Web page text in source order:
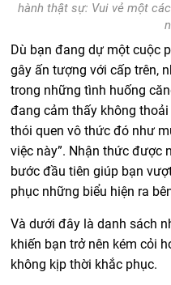
hành thật sự: Vui vẻ một
Dù bạn đang dự một cuộc
gây ấn tượng với cấp trên,
trong những tình huống
đang cảm thấy không thoải
thói quen vô thức đó như
việc này”. Nhận thức được
bước đầu tiên giúp bạn
phục những biểu hiện ra
Và dưới đây là danh sách
khiến bạn trở nên kém cỏi
không kịp thời khắc phục.